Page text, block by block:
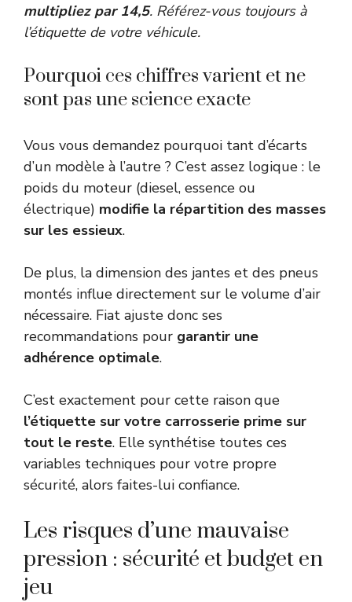
multipliez par 14,5. Référez-vous toujours à
l’étiquette de votre véhicule.
Pourquoi ces chiffres varient et ne
sont pas une science exacte
Vous vous demandez pourquoi tant d’écarts
d’un modèle à l’autre ? C’est assez logique : le
poids du moteur (diesel, essence ou
électrique) modifie la répartition des masses
sur les essieux.
De plus, la dimension des jantes et des pneus
montés influe directement sur le volume d’air
nécessaire. Fiat ajuste donc ses
recommandations pour garantir une
adhérence optimale.
C’est exactement pour cette raison que
l’étiquette sur votre carrosserie prime sur
tout le reste. Elle synthétise toutes ces
variables techniques pour votre propre
sécurité, alors faites-lui confiance.
Les risques d’une mauvaise
pression : sécurité et budget en
jeu